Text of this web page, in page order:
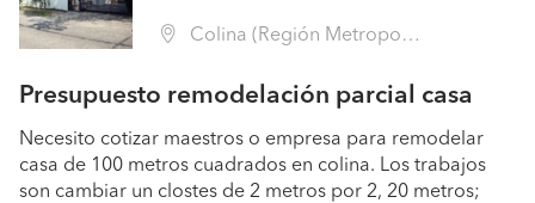
Colina (Región Metropolitana - Chacabuco)
Presupuesto remodelación parcial casa
Necesito cotizar maestros o empresa para remodelar
casa de 100 metros cuadrados en colina. Los trabajos
son cambiar un clostes de 2 metros por 2, 20 metros;